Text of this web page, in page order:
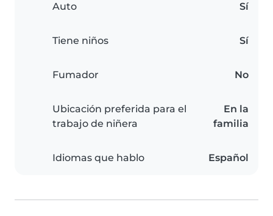
Auto Sí
Tiene niños Sí
Fumador No
Ubicación preferida para el
trabajo de niñera
En la
familia
Idiomas que hablo Español